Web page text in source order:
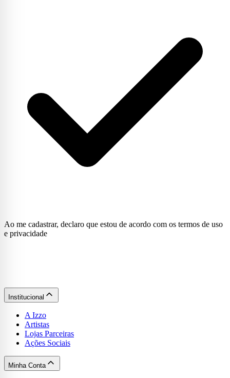
Ao me cadastrar, declaro que estou de acordo com os termos de uso
e privacidade
Institucional
A Izzo
Artistas
Lojas Parceiras
Ações Sociais
Minha Conta